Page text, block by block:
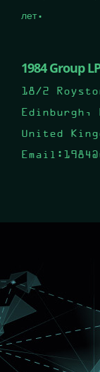
лет.
1984 Group LP
18/2
Edinburgh,
United